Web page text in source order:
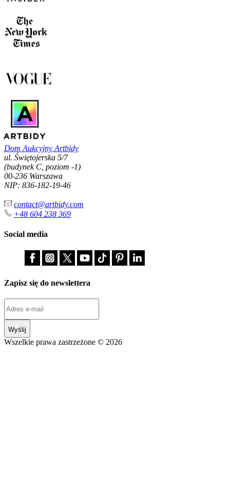
Dom Aukcyjny Artbidy
ul. Świętojerska 5/7
(budynek C, poziom -1)
00-236 Warszawa
NIP: 836-182-19-46
contact@artbidy.com
+48 604 238 369
Social media
Zapisz się do newslettera
Wyślij
Wszelkie prawa zastrzeżone © 2026